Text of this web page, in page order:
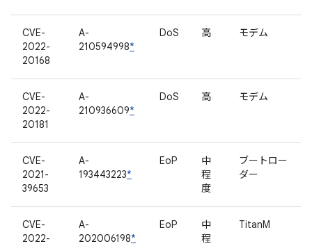
CVE-
2022-
20168
A-
210594998*
DoS 高 モデム
CVE-
2022-
20181
A-
210936609*
DoS 高 モデム
CVE-
2021-
39653
A-
193443223*
EoP
中
程
度
ブートロー
ダー
CVE-
2022-
A-
202006198*
EoP
中
程
TitanM